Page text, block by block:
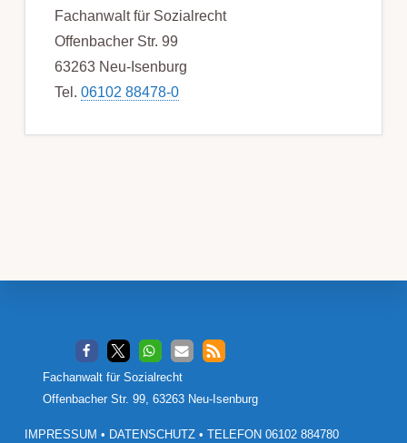
Fachanwalt für Sozialrecht
Offenbacher Str. 99
63263 Neu-Isenburg
Tel. 06102 88478-0
Footer
Fachanwalt für Sozialrecht
Offenbacher Str. 99, 63263 Neu-Isenburg
IMPRESSUM • DATENSCHUTZ• TELEFON 06102 884780